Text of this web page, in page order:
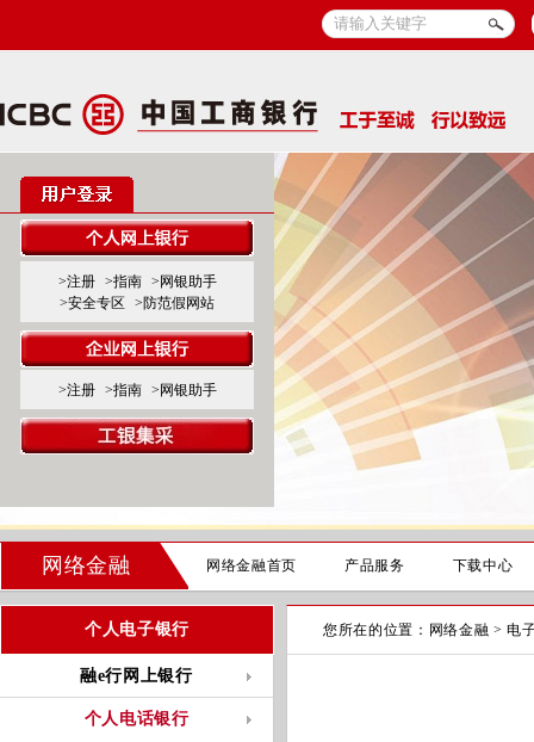
>注册 >指南
>网银助手
>安全专区
>防范假网站
>注册 >指南 >网银助手
网络金融 网络金融首页 产品服务 下载中心
个人电子银行
融e行网上银行
个人电话银行
您所在的位置： 网络金融 >电